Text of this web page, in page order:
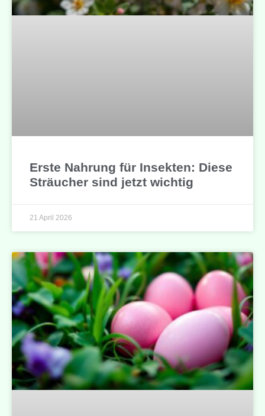
Erste Nahrung für Insekten: Diese
Sträucher sind jetzt wichtig
21 April 2026